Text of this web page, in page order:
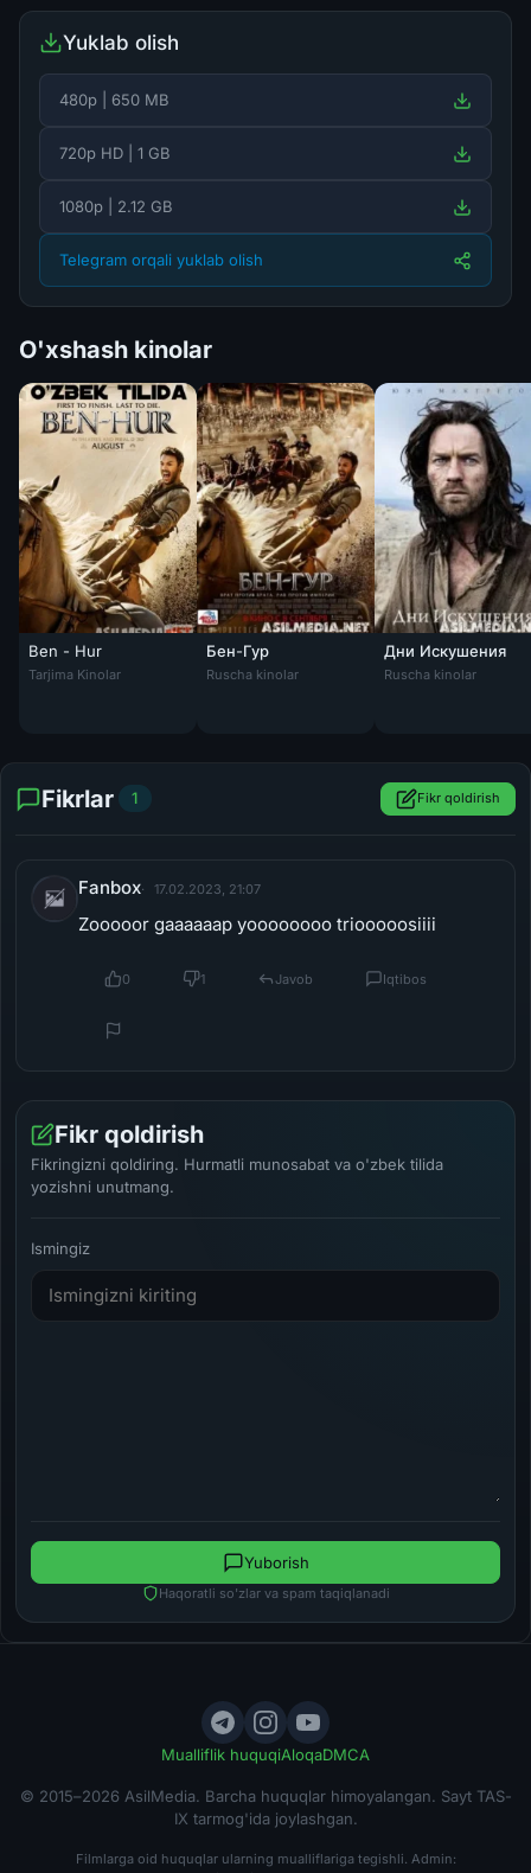
Yuklab olish
480p | 650 MB
720p HD | 1 GB
1080p | 2.12 GB
Telegram orqali yuklab olish
O'xshash kinolar
Ben - Hur
Ben - Hur Uzbek tarjima 2016 HD O'zbek tilida tas-ix skachat
Tarjima Kinolar
Бен-Гур
Ruscha kinolar
Дни Искушения
Ruscha kinolar
Fikrlar 1 Fikr qoldirish
Fanbox 17.02.2023, 21:07
Zooooor gaaaaaap yoooooooo triooooosiiii
0 1 Javob Iqtibos
Fikr qoldirish
Fikringizni qoldiring. Hurmatli munosabat va o'zbek tilida
yozishni unutmang.
Ismingiz
Haqoratli so'zlar va spam taqiqlanadi
Yuborish
Mualliflik huquqiAloqaDMCA
© 2015–2026 AsilMedia. Barcha huquqlar himoyalangan. Sayt TAS-
IX tarmog'ida joylashgan.
Filmlarga oid huquqlar ularning mualliflariga tegishli. Admin: